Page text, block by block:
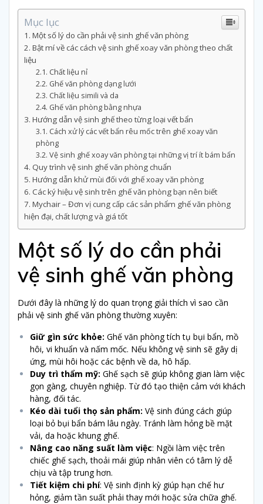
Mục lục
Một số lý do cần phải vệ sinh ghế văn phòng
Bật mí về các cách vệ sinh ghế xoay văn phòng theo chất
liệu
Chất liệu nỉ
Ghế văn phòng dạng lưới
Chất liệu simili và da
Ghế văn phòng bằng nhựa
Hướng dẫn vệ sinh ghế theo từng loại vết bẩn
Cách xử lý các vết bẩn rêu mốc trên ghế xoay văn
phòng
Vệ sinh ghế xoay văn phòng tại những vị trí ít bám bẩn
Quy trình vệ sinh ghế văn phòng chuẩn
Hướng dẫn khử mùi đối với ghế xoay văn phòng
Các ký hiệu vệ sinh trên ghế văn phòng bạn nên biết
Mychair – Đơn vị cung cấp các sản phẩm ghế văn phòng
hiện đại, chất lượng và giá tốt
Một số lý do cần phải
vệ sinh ghế văn phòng
Dưới đây là những lý do quan trọng giải thích vì sao cần
phải vệ sinh ghế văn phòng thường xuyên:
Giữ gìn sức khỏe: Ghế văn phòng tích tụ bụi bẩn, mồ
hôi, vi khuẩn và nấm mốc. Nếu không vệ sinh sẽ gây dị
ứng, mùi hôi hoặc các bệnh về da, hô hấp.
Duy trì thẩm mỹ: Ghế sạch sẽ giúp không gian làm việc
gọn gàng, chuyên nghiệp. Từ đó tạo thiện cảm với khách
hàng, đối tác.
Kéo dài tuổi thọ sản phẩm: Vệ sinh đúng cách giúp
loại bỏ bụi bẩn bám lâu ngày. Tránh làm hỏng bề mặt
vải, da hoặc khung ghế.
Nâng cao năng suất làm việc: Ngồi làm việc trên
chiếc ghế sạch, thoải mái giúp nhân viên có tâm lý dễ
chịu và tập trung hơn.
Tiết kiệm chi phí: Vệ sinh định kỳ giúp hạn chế hư
hỏng, giảm tần suất phải thay mới hoặc sửa chữa ghế.